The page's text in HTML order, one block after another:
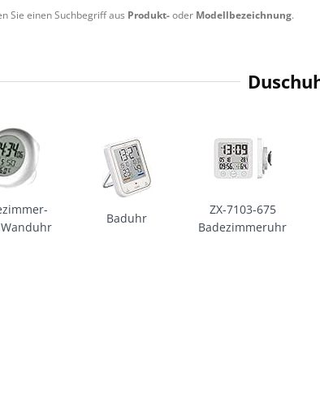
Sie einen Suchbegriff aus Produkt-oder Modellbezeichnung.
Baduhr
ZX-7103-675
Badezimmeruhr